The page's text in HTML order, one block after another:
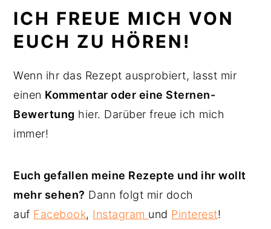
ICH FREUE MICH VON
EUCH ZU HÖREN!
Wenn ihr das Rezept ausprobiert, lasst mir
einen Kommentar oder eine Sternen-
Bewertung hier. Darüber freue ich mich
immer!
Euch gefallen meine Rezepte und ihr wollt
mehr sehen? Dann folgt mir doch
auf Facebook, Instagram und Pinterest!